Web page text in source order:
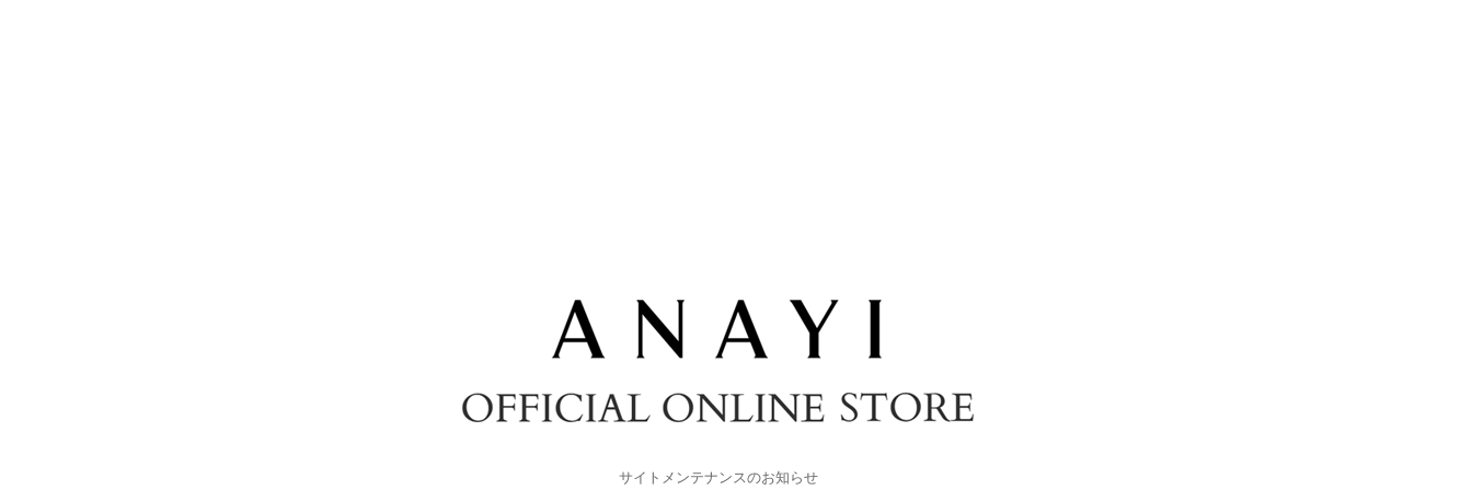
サイトメンテナンスのお知らせ